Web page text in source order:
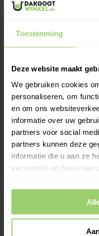
Toestemming
Deze website maakt
We gebruiken cookies
personaliseren, om
en om ons
informatie over uw
partners voor social
partners kunnen deze
informatie die u aan ze
verzameld op basis van
vrijdag 7 augustus.
bezorgdatum.
- +
Mastgoot M400 3 meter -
links.
Meer informatie >
Kies zelf je leverdatum
Ook op zaterdag
Gratis verzenden